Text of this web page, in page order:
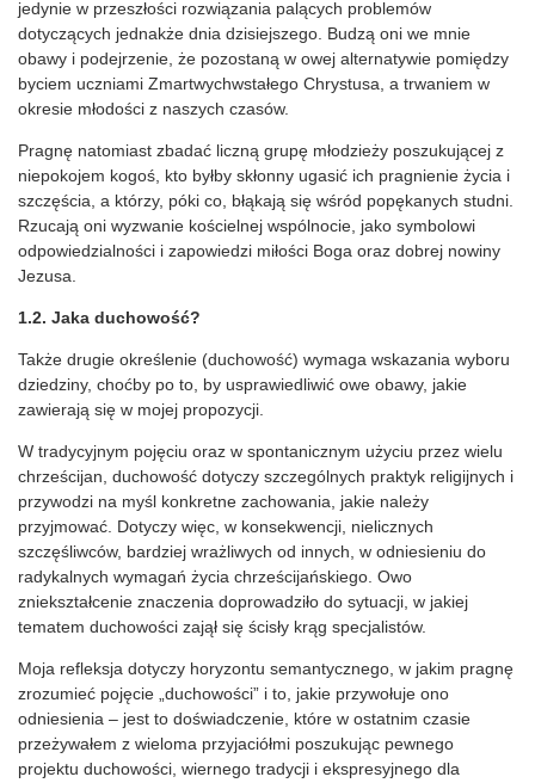
jedynie w przeszłości rozwiązania palących problemów
dotyczących jednakże dnia dzisiejszego. Budzą oni we mnie
obawy i podejrzenie, że pozostaną w owej alternatywie pomiędzy
byciem uczniami Zmartwychwstałego Chrystusa, a trwaniem w
okresie młodości z naszych czasów.
Pragnę natomiast zbadać liczną grupę młodzieży poszukującej z
niepokojem kogoś, kto byłby skłonny ugasić ich pragnienie życia i
szczęścia, a którzy, póki co, błąkają się wśród popękanych studni.
Rzucają oni wyzwanie kościelnej wspólnocie, jako symbolowi
odpowiedzialności i zapowiedzi miłości Boga oraz dobrej nowiny
Jezusa.
1.2. Jaka duchowość?
Także drugie określenie (duchowość) wymaga wskazania wyboru
dziedziny, choćby po to, by usprawiedliwić owe obawy, jakie
zawierają się w mojej propozycji.
W tradycyjnym pojęciu oraz w spontanicznym użyciu przez wielu
chrześcijan, duchowość dotyczy szczególnych praktyk religijnych i
przywodzi na myśl konkretne zachowania, jakie należy
przyjmować. Dotyczy więc, w konsekwencji, nielicznych
szczęśliwców, bardziej wrażliwych od innych, w odniesieniu do
radykalnych wymagań życia chrześcijańskiego. Owo
zniekształcenie znaczenia doprowadziło do sytuacji, w jakiej
tematem duchowości zajął się ścisły krąg specjalistów.
Moja refleksja dotyczy horyzontu semantycznego, w jakim pragnę
zrozumieć pojęcie „duchowości” i to, jakie przywołuje ono
odniesienia – jest to doświadczenie, które w ostatnim czasie
przeżywałem z wieloma przyjaciółmi poszukując pewnego
projektu duchowości, wiernego tradycji i ekspresyjnego dla